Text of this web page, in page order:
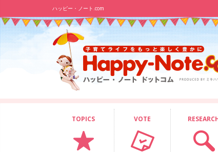
ハッピー・ノート.com
TOPICS VOTE